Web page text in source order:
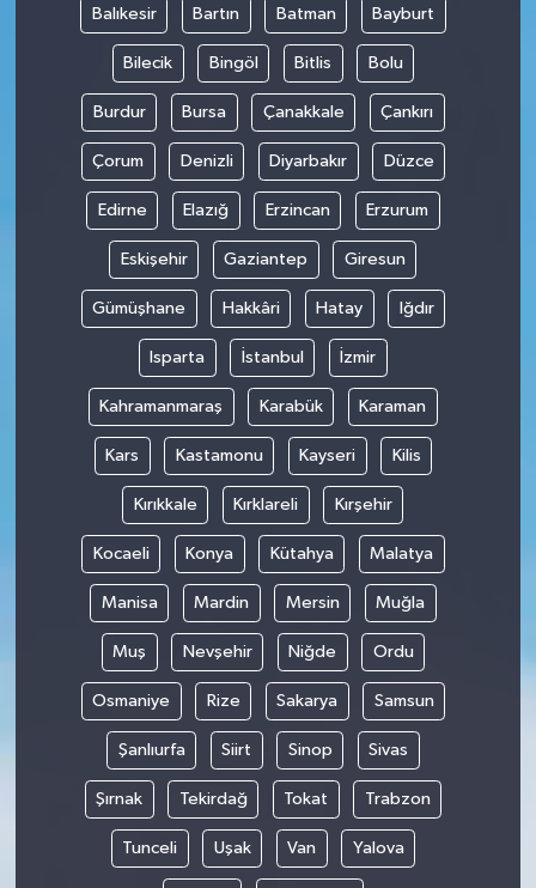
Balıkesir Bartın Batman Bayburt
Bilecik Bingöl Bitlis Bolu
Burdur Bursa Çanakkale Çankırı
Çorum Denizli Diyarbakır Düzce
Edirne Elazığ Erzincan Erzurum
Eskişehir Gaziantep Giresun
Gümüşhane Hakkâri Hatay Iğdır
Isparta İstanbul İzmir
Kahramanmaraş Karabük Karaman
Kars Kastamonu Kayseri Kilis
Kırıkkale Kırklareli Kırşehir
Kocaeli Konya Kütahya Malatya
Manisa Mardin Mersin Muğla
Muş Nevşehir Niğde Ordu
Osmaniye Rize Sakarya Samsun
Şanlıurfa Siirt Sinop Sivas
Şırnak Tekirdağ Tokat Trabzon
Tunceli Uşak Van Yalova